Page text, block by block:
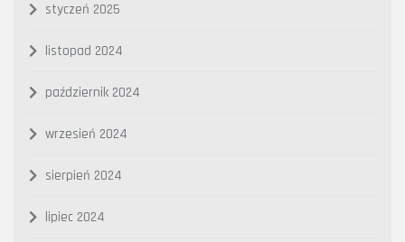
styczeń 2025
listopad 2024
październik 2024
wrzesień 2024
sierpień 2024
lipiec 2024